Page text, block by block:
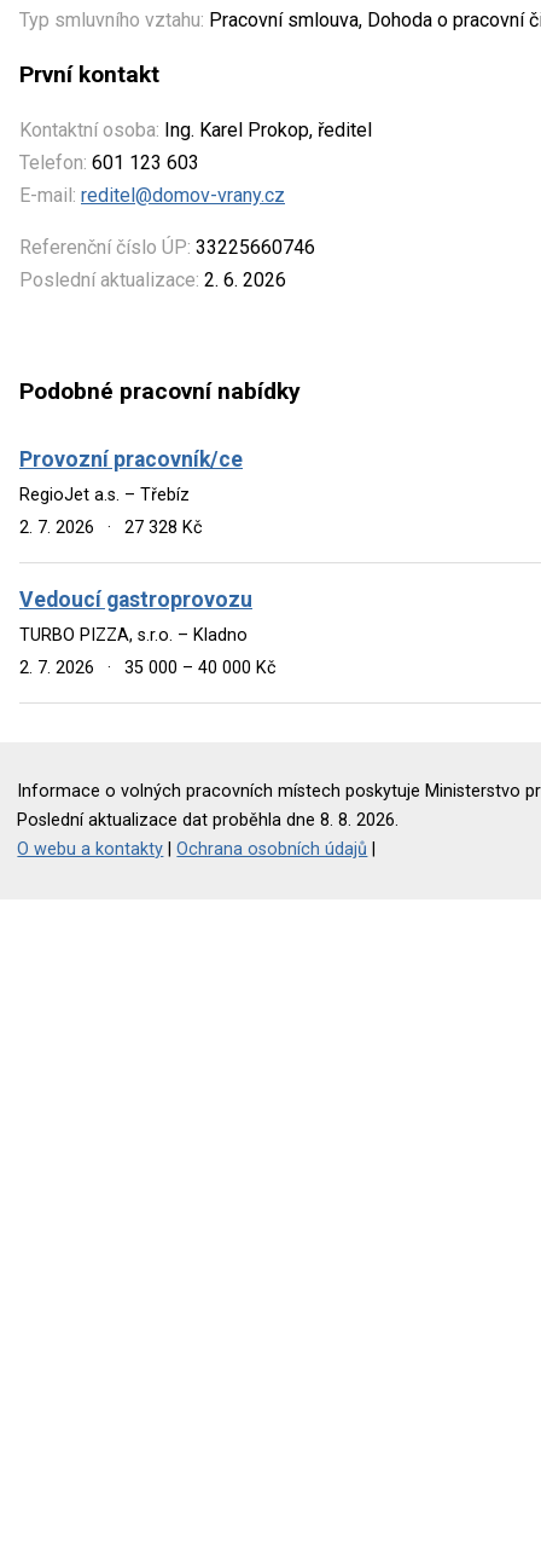
Typ smluvního vztahu: Pracovní smlouva, Dohoda o pracovní
První kontakt
Kontaktní osoba: Ing. Karel Prokop, ředitel
Telefon: 601 123 603
E-mail: reditel@domov-vrany.cz
Referenční číslo ÚP: 33225660746
Poslední aktualizace: 2. 6. 2026
Podobné pracovní nabídky
Provozní pracovník/ce
RegioJet a.s. – Třebíz
2. 7. 2026
· 27 328 Kč
Vedoucí gastroprovozu
TURBO PIZZA, s.r.o. – Kladno
2. 7. 2026
· 35 000 – 40 000 Kč
Informace o volných pracovních místech poskytuje Ministerstvo
Poslední aktualizace dat proběhla dne 8. 8. 2026.
O webu a kontakty |Ochrana osobních údajů